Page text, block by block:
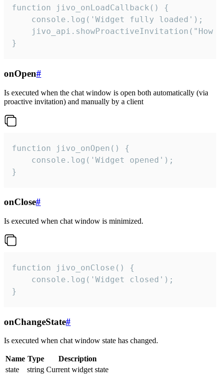
function jivo_onLoadCallback() {
    console.log('Widget fully loaded');
jivo_api.showProactiveInvitation("How
}
onOpen#
Is executed when the chat window is open both automatically (via
proactive invitation) and manually by a client
function jivo_onOpen() {
    console.log('Widget opened');
}
onClose#
Is executed when chat window is minimized.
function jivo_onClose() {
    console.log('Widget closed');
}
onChangeState#
Is executed when chat window state has changed.
Name Type
Description
state
string Current widget state